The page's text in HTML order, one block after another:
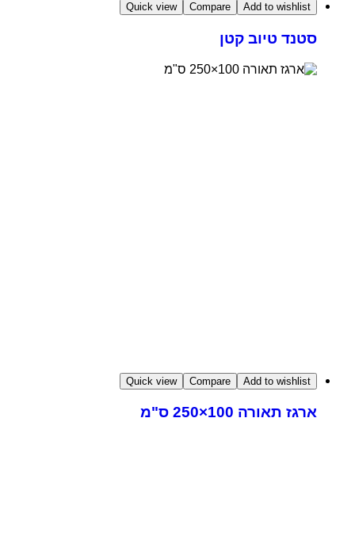
Add to wishlist
Compare
Quick view
סטנד טיוב קטן
Add to wishlist
Compare
Quick view
ארגז תאורה 100×250 ס"מ